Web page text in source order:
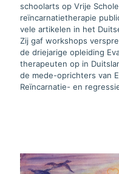
schoolarts op Vrije
reïncarnatietherapie
vele artikelen in het
Zij gaf workshops
de driejarige opleiding
therapeuten op in
de mede-oprichters van
Reïncarnatie- en